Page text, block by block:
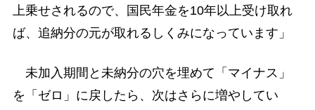
上乗せされるので、国民年金を10年以上受け取れ
ば、追納分の元が取れるしくみになっています」
未加入期間と未納分の穴を埋めて「マイナス」
を「ゼロ」に戻したら、次はさらに増やしてい